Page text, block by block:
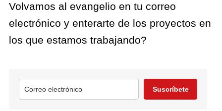
Volvamos al evangelio en tu correo
electrónico y enterarte de los proyectos en
los que estamos trabajando?
Suscríbete